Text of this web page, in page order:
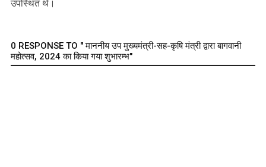
उपस्थित थे।
0 RESPONSE TO " माननीय उप मुख्यमंत्री-सह-कृषि मंत्री द्वारा बागवानी
महोत्सव, 2024 का किया गया शुभारम्भ"